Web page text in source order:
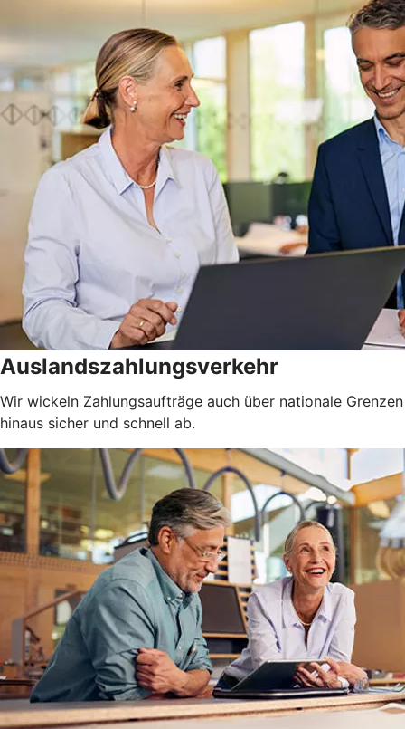
Auslandszahlungsverkehr
Wir wickeln Zahlungsaufträge auch über nationale Grenzen
hinaus sicher und schnell ab.